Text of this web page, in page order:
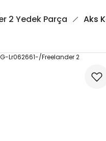
2 Yedek Parça Aks